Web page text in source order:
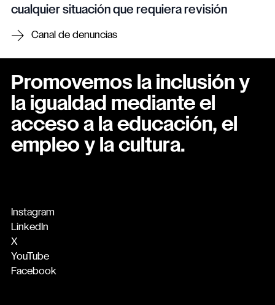
cualquier situación que requiera revisión
Canal de denuncias
Promovemos la inclusión y
la igualdad mediante el
acceso a la educación, el
empleo y la cultura.
Instagram
LinkedIn
X
YouTube
Facebook